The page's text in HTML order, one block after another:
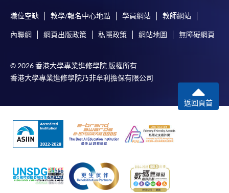
職位空缺 教學/報名中心地點 學員網站 教師網站
內聯網 網頁出版政策 私隱政策 網站地圖 無障礙網頁
© 2026 香港大學專業進修學院 版權所有
香港大學專業進修學院乃非牟利擔保有限公司
返回頁首